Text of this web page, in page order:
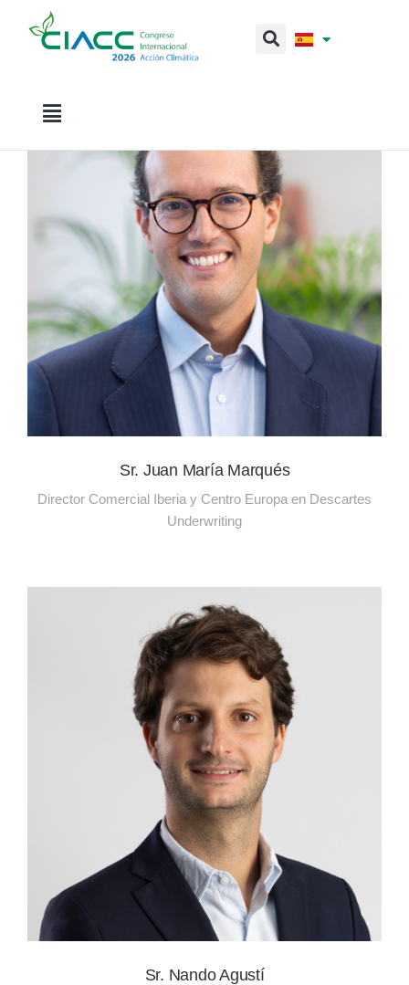
Sr. Juan María Marqués
Director Comercial Iberia y Centro Europa en Descartes
Underwriting
Sr. Nando Agustí